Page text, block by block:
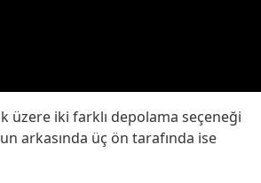
üzere iki farklı depolama seçeneği
arkasında üç ön tarafında ise